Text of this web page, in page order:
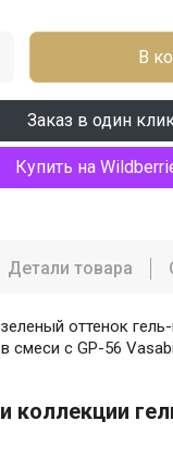
В
Заказ в один
Купить на
Детали товара
оттенок
смеси с GP-56
коллекции